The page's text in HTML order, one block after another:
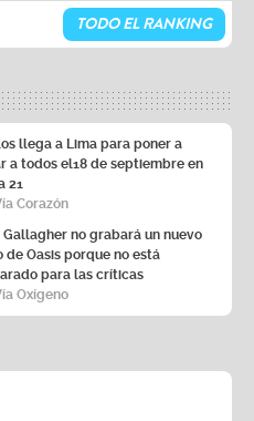
TODO EL RANKING
llega a Lima para poner a
a todos el18 de septiembre en
21
Corazón
Gallagher no grabará un nuevo
de Oasis porque no está
para las críticas
Oxígeno